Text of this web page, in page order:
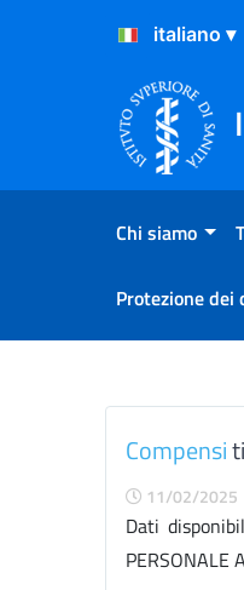
Salta al Contenuto
Salta al Footer
Chi siamo
Protezione dei
Titolari diCompensi
11/02/2025
Dati
PERSONALE